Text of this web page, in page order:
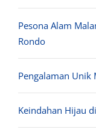
Pesona Alam
Rondo
Pengalaman Unik
Keindahan Hijau